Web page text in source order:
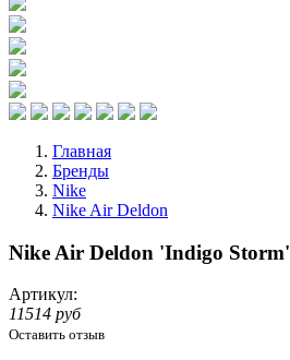
Главная
Бренды
Nike
Nike Air Deldon
Nike Air Deldon 'Indigo Storm'
Артикул:
11514 руб
Оставить отзыв